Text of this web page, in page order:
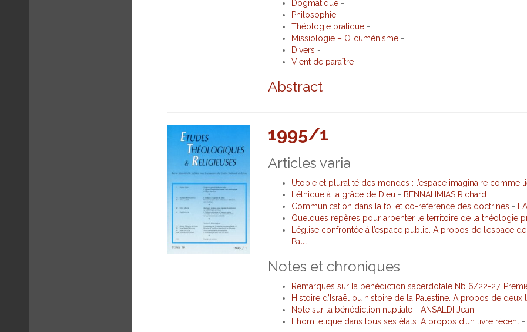
Dogmatique-
Philosophie-
Théologie pratique-
Missiologie – Œcuménisme-
Divers -
Vient de paraître-
Abstract
1995/1
Articles varia
Utopie et pluralité des mondes : l’espace imaginaire comme
L’éthique à la grâce de Dieu - BENNAHMIAS Richard
Communication dans la foi et co-référence des doctrines -
Quelques repères pour arpenter le territoire de la théologie
L’église confrontée à l’espace public. A propos de
Paul
Notes et chroniques
Remarques sur la bénédiction sacerdotale Nb 6/22-27.
Histoire d’Israël ou histoire de la Palestine. A propos de deux
Note sur la bénédiction nuptiale- ANSALDI Jean
L’homilétique dans tous ses états. A propos d’un livre récent-